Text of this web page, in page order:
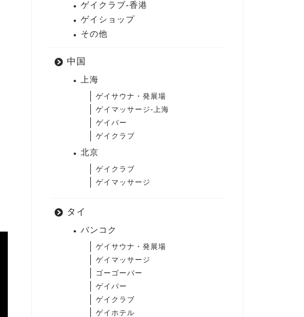
ゲイクラブ-香港
ゲイショップ
その他
中国
上海
ゲイサウナ・発展場
ゲイマッサージ-上海
ゲイバー
ゲイクラブ
北京
ゲイクラブ
ゲイマッサージ
タイ
バンコク
ゲイサウナ・発展場
ゲイマッサージ
ゴーゴーバー
ゲイバー
ゲイクラブ
ゲイホテル